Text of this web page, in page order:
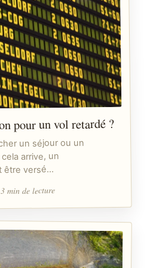
pour un vol retardé ?
un séjour ou un
arrive, un
être versé…
min de lecture